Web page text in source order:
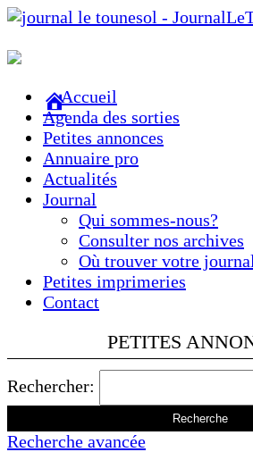
Accueil
Agenda des sorties
Petites annonces
Annuaire pro
Actualités
Journal
Qui sommes-nous?
Consulter nos archives
Où trouver votre
Petites imprimeries
Contact
PETITES
Rechercher:
Recherche avancée